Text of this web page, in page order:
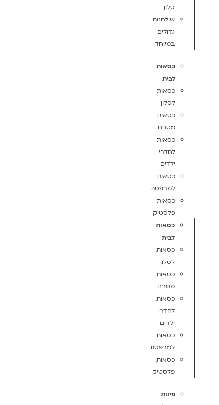
סלון
שולחנות
גדולים
במיוחד
כסאות
לבית
כסאות
לסלון
כסאות
מטבח
כסאות
לחדרי
ילדים
כסאות
למרפסת
כסאות
פלסטיק
כסאות
לבית
כסאות
לסלון
כסאות
מטבח
כסאות
לחדרי
ילדים
כסאות
למרפסת
כסאות
פלסטיק
פינות